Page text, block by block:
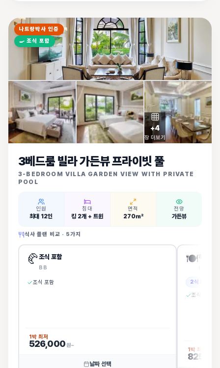
+4
장 더보기
나트랑박사 인증
🍳 조식 포함
3베드룸 빌라 가든뷰 프라이빗 풀
3-BEDROOM VILLA GARDEN VIEW WITH PRIVATE
POOL
인원
최대 12인
침대
킹 2개 + 트윈
면적
270㎡
전망
가든뷰
식사 플랜 비교 · 5가지
🥐 조식 포함
BB
조식 포함
1박 최저
526,000원~
날짜 선택
🍽️하프보드
2식 포함
조식 + 중식
1박 최저